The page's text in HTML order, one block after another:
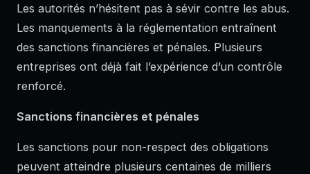
Les autorités n’hésitent pas à sévir contre les abus.
Les manquements à la réglementation entraînent
des sanctions financières et pénales. Plusieurs
entreprises ont déjà fait l’expérience d’un contrôle
renforcé.
Sanctions financières et pénales
Les sanctions pour non-respect des obligations
peuvent atteindre plusieurs centaines de milliers